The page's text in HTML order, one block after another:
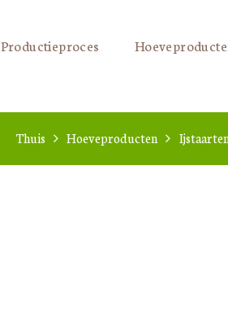
Productieproces
Thuis Hoeveproducten